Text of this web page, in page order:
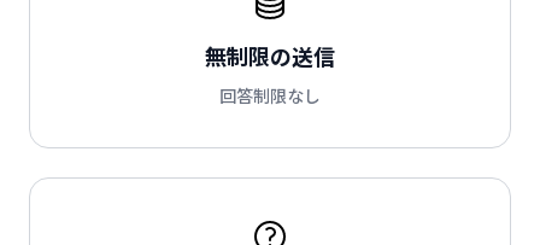
無制限の送信
回答制限なし